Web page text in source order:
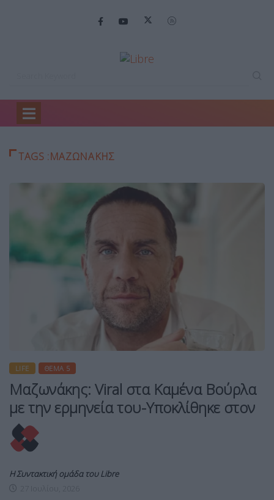
Home
TAGS :ΜΑΖΩΝΑΚΗΣ
LIFE ΘΈΜΑ 5
Μαζωνάκης: Viral στα Καμένα Βούρλα
με την ερμηνεία του-Υποκλίθηκε στον
Η Συντακτική ομάδα του Libre